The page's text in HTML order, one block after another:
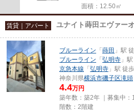
面積：12.50㎡
賃貸｜アパート ユナイト蒔田エヴァー
ブルーライン 「 蒔田 」駅
ブルーライン 「 弘明寺 」
京急本線 「 弘明寺 」駅 徒
神奈川県横浜市磯子区滝頭
4.4万円
築年数：築2年 ｜募集中：
階数：2階建